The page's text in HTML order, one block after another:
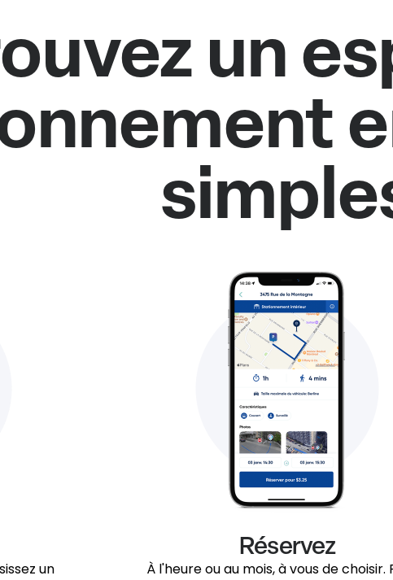
un
un
Réservez
À l'heure ou au mois, à vous de choisir.